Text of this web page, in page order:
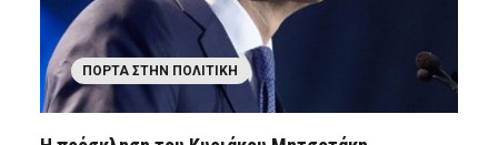
ΠΌΡΤΑ ΣΤΗΝ ΠΟΛΙΤΙΚΉ